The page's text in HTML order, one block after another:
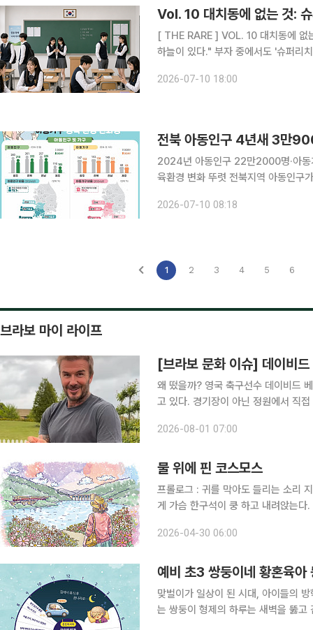
Vol. 10 대치동에 없는 것:
[ THE RARE ] VOL. 10 대치동에 없는 것:슈퍼리치들의 자녀 교육법 "천외천(天外天). 하늘 밖의
하늘이 있다." 부자 중에서도
2026-07-10 18:00
전북 아동인구 4년새 3만
2024년 아동인구 22만2000명·아
육환경 변화 뚜렷 전북지역 아동인구가 4년 새 3만9000명 줄며 저출생 흐름이 심화되고 있다는
가데이터처 호남지방데이터청이 9일
2026-07-10 08:18
1 2 3 4 5 6
브라보 마이 라이프
[브라보 문화 이슈] 데이비
왜 떴을까? 영국 축구선수 데이비드 베컴(51)이 최근 인스타그램을 통해 공개한 일상이 화제를 모으
고 있다. 경기장이 아닌 정원에서 직
층도 늘고 있다. 왜 사람들은 인생 2막
2026-08-01 07:00
물 위에 핀 코스모스
프롤로그 : 귀를 막아도 들리는 소리 지금도 가끔 텔레비전 뉴스에서 헬기 소리가 들리면, 나도 모르
게 가슴 한구석이 쿵 하고 내려앉는
탓이다. 사람들은 춘천을 ‘호반의 도시
2026-04-30 06:00
예비 초3 쌍둥이네 황혼육아
맞벌이가 일상이 된 시대, 아이들의
는 쌍둥이 형제의 하루는 새벽을 뚫